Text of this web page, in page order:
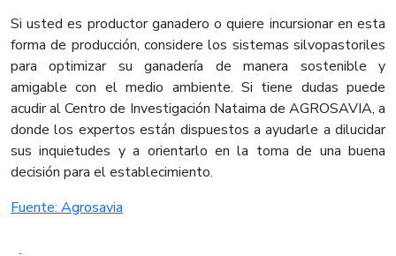
Si usted es productor ganadero o quiere incursionar en esta
forma de producción, considere los sistemas silvopastoriles
para optimizar su ganadería de manera sostenible y
amigable con el medio ambiente. Si tiene dudas puede
acudir al Centro de Investigación Nataima de AGROSAVIA, a
donde los expertos están dispuestos a ayudarle a dilucidar
sus inquietudes y a orientarlo en la toma de una buena
decisión para el establecimiento.​
Fuente: Agrosavia​